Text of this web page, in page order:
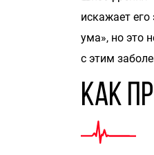
искажает
ума», но это
с этим
Как